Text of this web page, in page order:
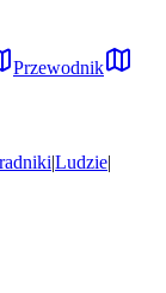
Przewodnik
|Ludzie|